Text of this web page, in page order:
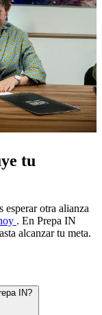
tu
esperar otra alianza
. En Prepa IN
alcanzar tu meta.
IN?